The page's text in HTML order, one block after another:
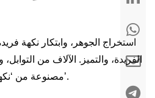
استخراج الجوهر، وابتكار نكهة
الفريدة، والتميز. الآلاف من
مصنوعة من ‘نكهة فريدة’.